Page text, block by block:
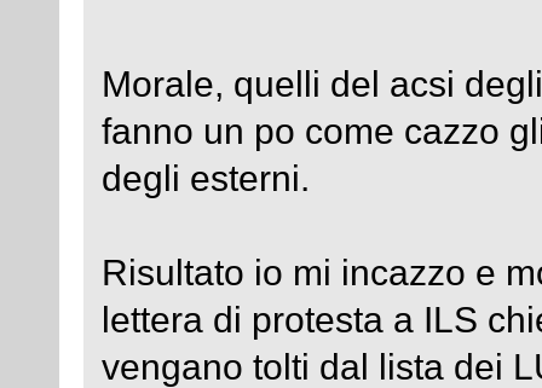
Morale, quelli del acsi
fanno un po come cazzo
degli esterni.
Risultato io mi incazzo e
lettera di protesta a ILS
vengano tolti dal lista dei